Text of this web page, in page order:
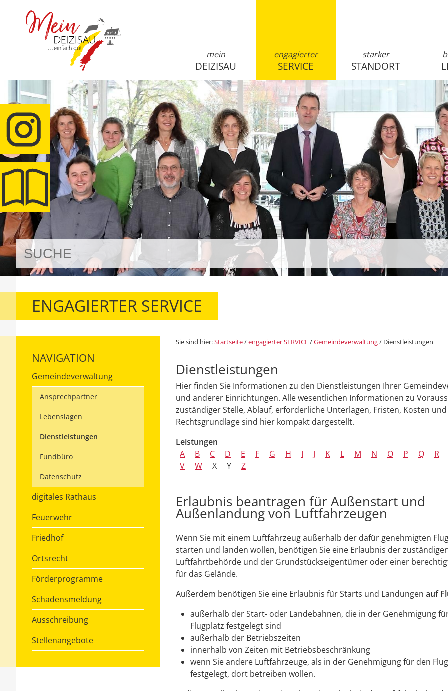
mein
DEIZISAU
engagierter
SERVICE
starker
STANDORT
ENGAGIERTER SERVICE
NAVIGATION
Gemeindeverwaltung
Ansprechpartner
Lebenslagen
Dienstleistungen
Fundbüro
Datenschutz
digitales Rathaus
Feuerwehr
Friedhof
Ortsrecht
Förderprogramme
Schadensmeldung
Ausschreibung
Stellenangebote
Sie sind hier:Startseite/engagierter SERVICE/Gemeindeverwaltung/ Dienstleistungen
Dienstleistungen
Hier finden Sie Informationen zu den Dienstleistungen Ihrer
und anderer Einrichtungen. Alle wesentlichen Informationen zu
zuständiger Stelle, Ablauf, erforderliche Unterlagen, Fristen, Kosten
Rechtsgrundlage sind hier kompakt dargestellt.
Leistungen
A
B C D E F G H I J K L M N O P Q R
V
W X Y Z
Erlaubnis beantragen für Außenstart und
Außenlandung von Luftfahrzeugen
Wenn Sie mit einem Luftfahrzeug außerhalb der dafür genehmigten
starten und landen wollen, benötigen Sie eine Erlaubnis der
Luftfahrtbehörde und der Grundstückseigentümer oder einer
für das Gelände.
Außerdem benötigen Sie eine Erlaubnis für Starts und Landungen auf
außerhalb der Start- oder Landebahnen, die in der Genehmigung
Flugplatz festgelegt sind
außerhalb der Betriebszeiten
innerhalb von Zeiten mit Betriebsbeschränkung
wenn Sie andere Luftfahrzeuge, als in der Genehmigung für den
festgelegt, dort betreiben wollen.